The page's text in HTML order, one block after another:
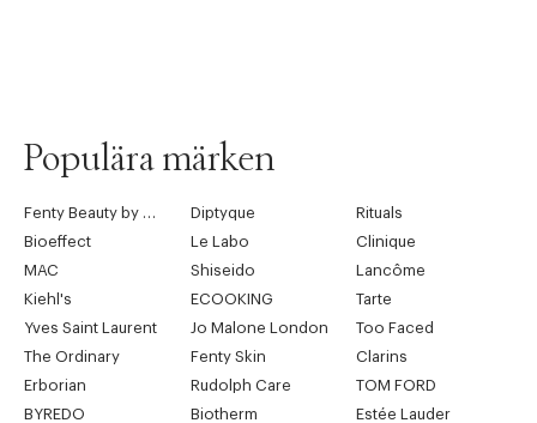
Populära märken
Fenty Beauty by Rihanna Diptyque
Rituals
Bioeffect
Le Labo
Clinique
MAC
Shiseido
Lancôme
Kiehl's
ECOOKING
Tarte
Yves Saint Laurent
Jo Malone London
Too Faced
The Ordinary
Fenty Skin
Clarins
Erborian
Rudolph Care
TOM FORD
BYREDO
Biotherm
Estée Lauder